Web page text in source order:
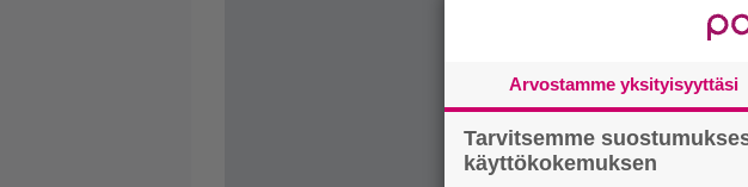
Arvostamme yksityisyyttäsi
Tarvitsemme
käyttökokemuksen